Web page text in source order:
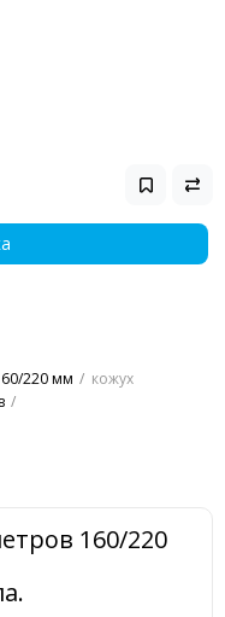
220 мм
кожух
160/220